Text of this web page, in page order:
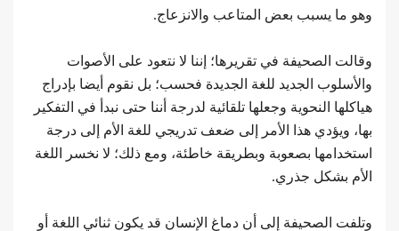
وهو ما يسبب بعض المتاعب والانزعاج.
وقالت الصحيفة في تقريرها؛ إننا لا نتعود على الأصوات
والأسلوب الجديد للغة الجديدة فحسب؛ بل نقوم أيضا بإدراج
هياكلها النحوية وجعلها تلقائية لدرجة أننا حتى نبدأ في التفكير
بها، ويؤدي هذا الأمر إلى ضعف تدريجي للغة الأم إلى درجة
استخدامها بصعوبة وبطريقة خاطئة، ومع ذلك؛ لا نخسر اللغة
الأم بشكل جذري.
وتلفت الصحيفة إلى أن دماغ الإنسان قد يكون ثنائي اللغة أو